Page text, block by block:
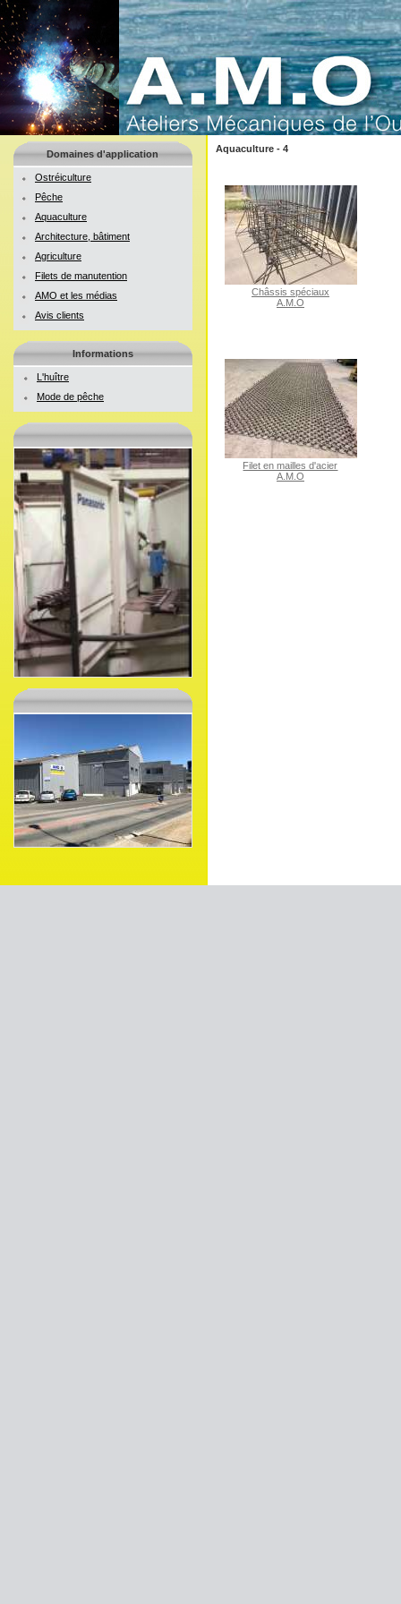
Domaines d'application
Ostréiculture
Pêche
Aquaculture
Architecture, bâtiment
Agriculture
Filets de manutention
AMO et les médias
Avis clients
Informations
L'huître
Mode de pêche
Aquaculture - 4
Châssis spéciaux
A.M.O
Filet en mailles d'acier
A.M.O